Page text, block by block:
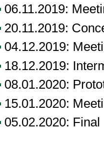
06.11.2019:
20.11.2019:
04.12.2019:
18.12.2019:
08.01.2020:
15.01.2020:
05.02.2020: